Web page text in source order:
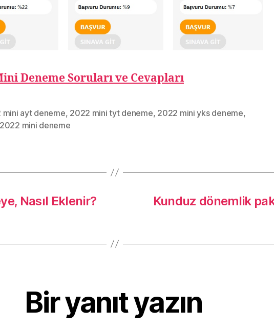
Deneme Soruları ve Cevapları
ayt deneme, 2022 mini tyt deneme, 2022 mini yks deneme,
mini deneme
Nasıl Eklenir?
Kunduz dönemlik
Bir yanıt yazın